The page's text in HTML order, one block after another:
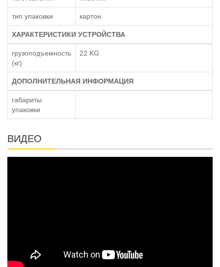
тип упаковки картон
ХАРАКТЕРИСТИКИ УСТРОЙСТВА
грузоподъемность
(кг)
22 KG
ДОПОЛНИТЕЛЬНАЯ ИНФОРМАЦИЯ
габариты
упаковки
ВИДЕО